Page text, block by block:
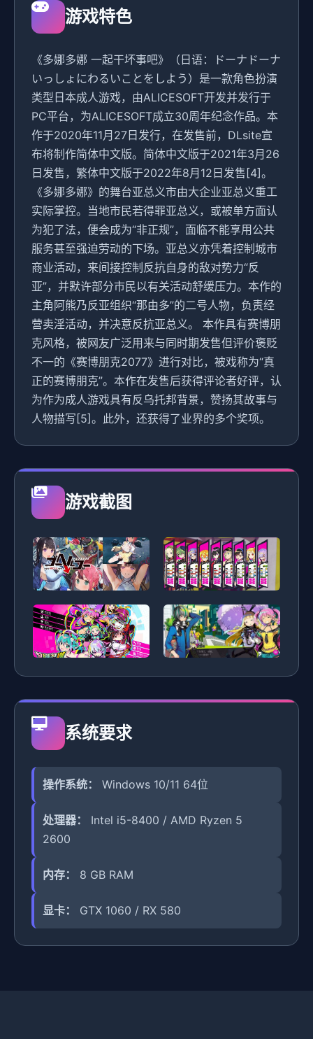
游戏特色
《多娜多娜 一起干坏事吧》（日语：ドーナドーナ
いっしょにわるいことをしよう）是一款角色扮演
类型日本成人游戏，由ALICESOFT开发并发行于
PC平台，为ALICESOFT成立30周年纪念作品。本
作于2020年11月27日发行，在发售前，DLsite宣
布将制作简体中文版。简体中文版于2021年3月26
日发售，繁体中文版于2022年8月12日发售[4]。
《多娜多娜》的舞台亚总义市由大企业亚总义重工
实际掌控。当地市民若得罪亚总义，或被单方面认
为犯了法，便会成为“非正规”，面临不能享用公共
服务甚至强迫劳动的下场。亚总义亦凭着控制城市
商业活动，来间接控制反抗自身的敌对势力“反
亚”，并默许部分市民以有关活动舒缓压力。本作的
主角阿熊乃反亚组织“那由多”的二号人物，负责经
营卖淫活动，并决意反抗亚总义。 本作具有赛博朋
克风格，被网友广泛用来与同时期发售但评价褒贬
不一的《赛博朋克2077》进行对比，被戏称为“真
正的赛博朋克”。本作在发售后获得评论者好评，认
为作为成人游戏具有反乌托邦背景，赞扬其故事与
人物描写[5]。此外，还获得了业界的多个奖项。
游戏截图
系统要求
操作系统： Windows 10/11 64位
处理器：
Intel i5-8400 / AMD Ryzen 5
2600
内存： 8 GB RAM
显卡： GTX 1060 / RX 580